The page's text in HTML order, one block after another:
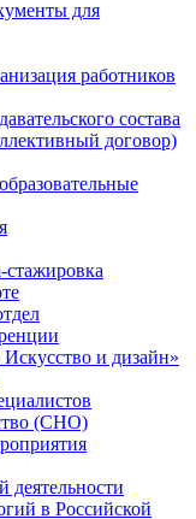
для
работников
состава
договор)
стажировка
и дизайн»
(СНО)
деятельности
в Российской